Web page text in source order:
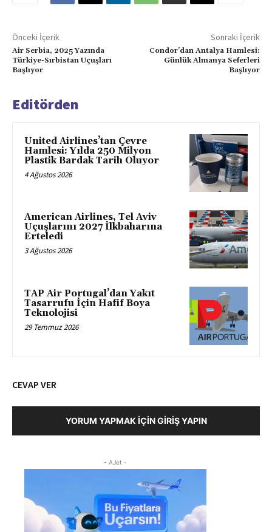
Önceki İçerik
Air Serbia, 2025 Yazında
Türkiye-Sırbistan Uçuşları
Başlıyor
Sonraki İçerik
Condor’dan Antalya Hamlesi:
Günlük Almanya Seferleri
Başlıyor
Editörden
United Airlines’tan Çevre
Hamlesi: Yılda 250 Milyon
Plastik Bardak Tarih Oluyor
4 Ağustos 2026
American Airlines, Tel Aviv
Uçuşlarını 2027 İlkbaharına
Erteledi
3 Ağustos 2026
TAP Air Portugal’dan Yakıt
Tasarrufu İçin Hafif Boya
Teknolojisi
29 Temmuz 2026
CEVAP VER
YORUM YAPMAK İÇIN GIRIŞ YAPIN
- AJet -